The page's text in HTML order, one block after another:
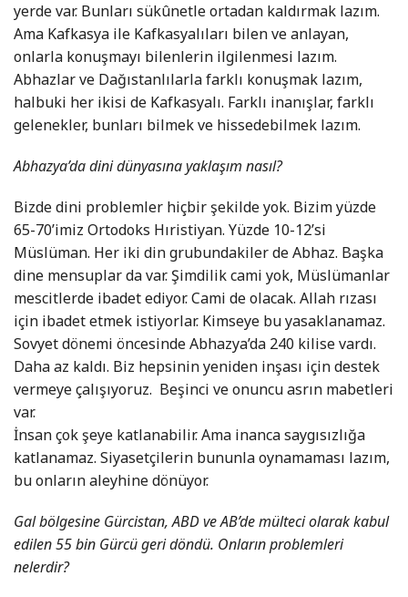
yerde var. Bunları sükûnetle ortadan kaldırmak lazım.
Ama Kafkasya ile Kafkasyalıları bilen ve anlayan,
onlarla konuşmayı bilenlerin ilgilenmesi lazım.
Abhazlar ve Dağıstanlılarla farklı konuşmak lazım,
halbuki her ikisi de Kafkasyalı. Farklı inanışlar, farklı
gelenekler, bunları bilmek ve hissedebilmek lazım.
Abhazya’da dini dünyasına yaklaşım nasıl?
Bizde dini problemler hiçbir şekilde yok. Bizim yüzde
65-70’imiz Ortodoks Hıristiyan. Yüzde 10-12’si
Müslüman. Her iki din grubundakiler de Abhaz. Başka
dine mensuplar da var. Şimdilik cami yok, Müslümanlar
mescitlerde ibadet ediyor. Cami de olacak. Allah rızası
için ibadet etmek istiyorlar. Kimseye bu yasaklanamaz.
Sovyet dönemi öncesinde Abhazya’da 240 kilise vardı.
Daha az kaldı. Biz hepsinin yeniden inşası için destek
vermeye çalışıyoruz. Beşinci ve onuncu asrın mabetleri
var.
İnsan çok şeye katlanabilir. Ama inanca saygısızlığa
katlanamaz. Siyasetçilerin bununla oynamaması lazım,
bu onların aleyhine dönüyor.
Gal bölgesine Gürcistan, ABD ve AB’de mülteci olarak kabul
edilen 55 bin Gürcü geri döndü. Onların problemleri
nelerdir?